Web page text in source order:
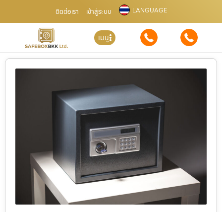
ติดต่อเรา เข้าสู่ระบบ LANGUAGE
เมนู